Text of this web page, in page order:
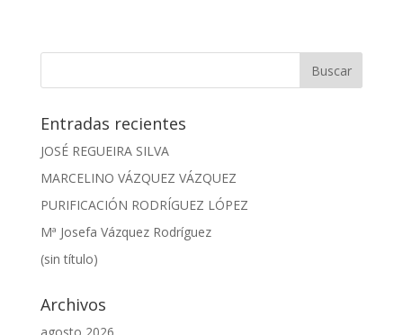
Entradas recientes
JOSÉ REGUEIRA SILVA
MARCELINO VÁZQUEZ VÁZQUEZ
PURIFICACIÓN RODRÍGUEZ LÓPEZ
Mª Josefa Vázquez Rodríguez
(sin título)
Archivos